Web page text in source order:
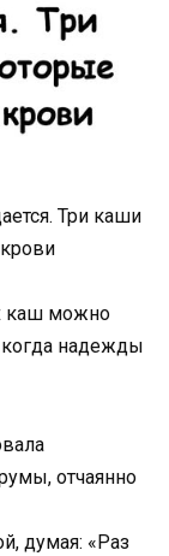
Три каши
каш можно
надежды
отчаянно
думая: «Раз